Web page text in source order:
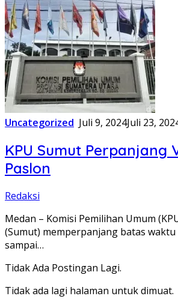
Uncategorized Juli 9, 2024Juli 23,
KPU Sumut Perpanjang
Paslon
Redaksi
Medan – Komisi Pemilihan Umum
(Sumut) memperpanjang batas
sampai…
Tidak Ada Postingan Lagi.
Tidak ada lagi halaman untuk dimuat.